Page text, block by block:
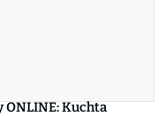
ONLINE: Kuchta